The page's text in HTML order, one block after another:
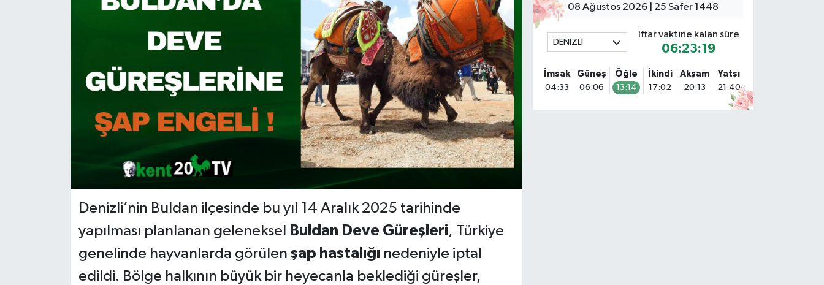
Denizli’nin Buldan ilçesinde bu yıl 14 Aralık 2025 tarihinde
yapılması planlanan geleneksel
Buldan Deve Güreşleri, Türkiye
genelinde hayvanlarda görülen şap hastalığı nedeniyle iptal
edildi. Bölge halkının büyük bir heyecanla beklediği güreşler,
08 Ağustos 2026 | 25 Safer 1448
DENİZLİ
İftar vaktine kalan süre
06:23:18
İmsak
04:33
Güneş
06:06
Öğle
13:14
İkindi
17:02
Akşam
20:13
Yatsı
21:40